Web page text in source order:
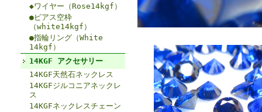
◆ワイヤー（Rose14kgf）
●ピアス空枠
（white14kgf）
●指輪リング（White
14kgf）
14KGF アクセサリー
14KGF天然石ネックレス
14KGFジルコニアネックレ
ス
14KGFネックレスチェーン